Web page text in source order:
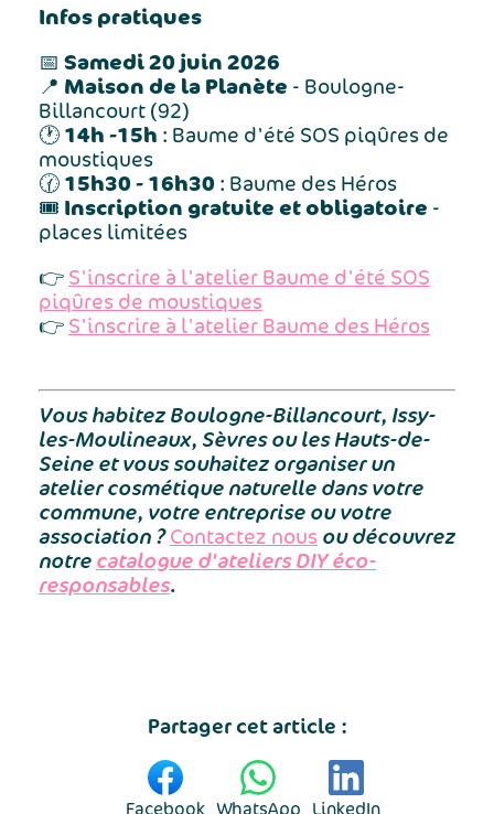
Infos pratiques
📅 Samedi 20 juin 2026
📍 Maison de la Planète - Boulogne-
Billancourt (92)
🕐 14h -15h : Baume d'été SOS piqûres de
moustiques
🕜 15h30 - 16h30 : Baume des Héros
🎟️ Inscription gratuite et obligatoire -
places limitées
👉 S'inscrire à l'atelier Baume d'été SOS
piqûres de moustiques
👉 S'inscrire à l'atelier Baume des Héros
Vous habitez Boulogne-Billancourt, Issy-
les-Moulineaux, Sèvres ou les Hauts-de-
Seine et vous souhaitez organiser un
atelier cosmétique naturelle dans votre
commune, votre entreprise ou votre
association ?Contactez nous ou découvrez
notre catalogue d'ateliers DIY éco-
responsables.
Partager cet article :
Facebook WhatsApp LinkedIn